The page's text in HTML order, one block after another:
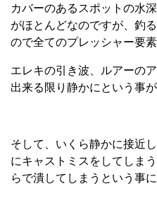
カバーのあるスポットの水
がほとんどなのですが、釣
ので全てのプレッシャー要
エレキの引き波、ルアーの
出来る限り静かにという事
そして、いくら静かに接近
にキャストミスをしてしま
らで潰してしまうという事